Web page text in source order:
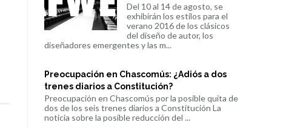
Del 10 al 14 de agosto, se
exhibirán los estilos para el
verano 2016 de los clásicos
del diseño de autor, los
diseñadores emergentes y las m...
Preocupación en Chascomús: ¿Adiós a dos
trenes diarios a Constitución?
Preocupación en Chascomús por la posible quita de
dos de los seis trenes diarios a Constitución La
noticia sobre la posible reducción del ...